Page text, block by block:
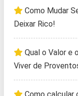
Como Mudar
Deixar Rico!
Qual o Valor e
Viver de